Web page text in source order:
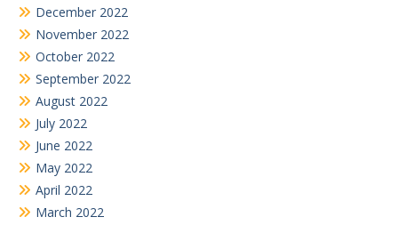
December 2022
November 2022
October 2022
September 2022
August 2022
July 2022
June 2022
May 2022
April 2022
March 2022